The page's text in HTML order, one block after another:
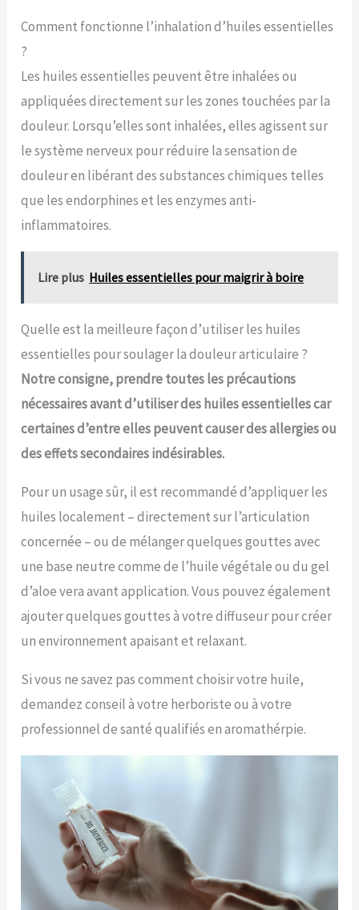
Comment fonctionne l’inhalation d’huiles essentielles
?
Les huiles essentielles peuvent être inhalées ou
appliquées directement sur les zones touchées par la
douleur. Lorsqu’elles sont inhalées, elles agissent sur
le système nerveux pour réduire la sensation de
douleur en libérant des substances chimiques telles
que les endorphines et les enzymes anti-
inflammatoires.
Lire plus Huiles essentielles pour maigrir à boire
Quelle est la meilleure façon d’utiliser les huiles
essentielles pour soulager la douleur articulaire ?
Notre consigne, prendre toutes les précautions
nécessaires avant d’utiliser des huiles essentielles car
certaines d’entre elles peuvent causer des allergies ou
des effets secondaires indésirables.
Pour un usage sûr, il est recommandé d’appliquer les
huiles localement – directement sur l’articulation
concernée – ou de mélanger quelques gouttes avec
une base neutre comme de l’huile végétale ou du gel
d’aloe vera avant application. Vous pouvez également
ajouter quelques gouttes à votre diffuseur pour créer
un environnement apaisant et relaxant.
Si vous ne savez pas comment choisir votre huile,
demandez conseil à votre herboriste ou à votre
professionnel de santé qualifiés en aromathérpie.